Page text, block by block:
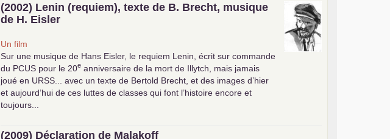
(2002) Lenin (requiem), texte de B. Brecht, musique
de H. Eisler
Un film
Sur une musique de Hans Eisler, le requiem Lenin, écrit sur commande
du PCUS pour le 20e anniversaire de la mort de Illytch, mais jamais
joué en URSS ... avec un texte de Bertold Brecht, et des images d’hier
et aujourd’hui de ces luttes de classes qui font l’histoire encore et
toujours...
(2009) Déclaration de Malakoff